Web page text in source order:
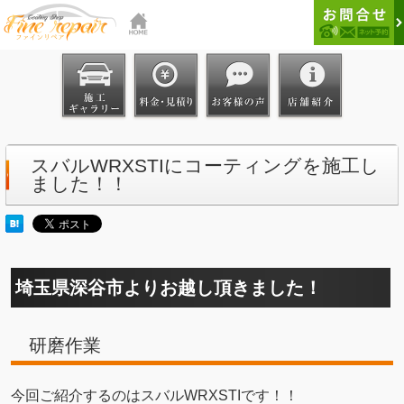
スバルWRXSTIにコーティングを施工し
ました！！
埼玉県深谷市よりお越し頂きました！
研磨作業
今回ご紹介するのはスバルWRXSTIです！！